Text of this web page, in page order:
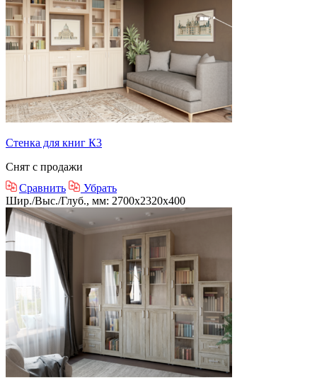
Стенка для книг К3
Снят с продажи
Сравнить
Убрать
Шир./Выс./Глуб., мм: 2700x2320x400